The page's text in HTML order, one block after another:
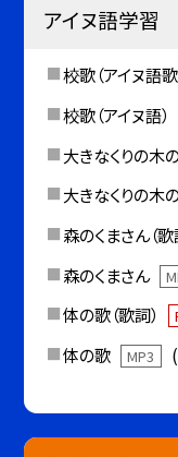
アイヌ語学習
校歌（アイヌ語歌
校歌（アイヌ語）
大きなくりの木
大きなくりの木
森のくまさん（歌
森のくまさん
体の歌（歌詞）
体の歌
MP3